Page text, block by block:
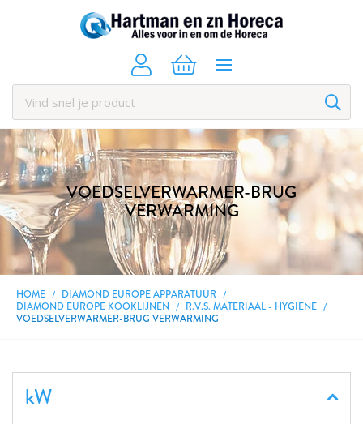
VOEDSELVERWARMER-BRUG
VERWARMING
HOME
DIAMOND EUROPE APPARATUUR
DIAMOND EUROPE KOOKLIJNEN
R.V.S. MATERIAAL - HYGIENE
VOEDSELVERWARMER-BRUG VERWARMING
kW